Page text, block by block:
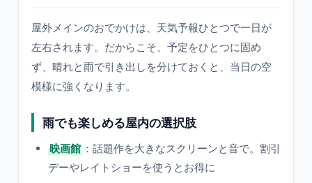
屋外メインのおでかけは、天気予報ひとつで一日が
左右されます。だからこそ、予定をひとつに固め
ず、晴れと雨で引き出しを分けておくと、当日の空
模様に強くなります。
雨でも楽しめる屋内の選択肢
映画館 ：話題作を大きなスクリーンと音で。割引
デーやレイトショーを使うとお得に